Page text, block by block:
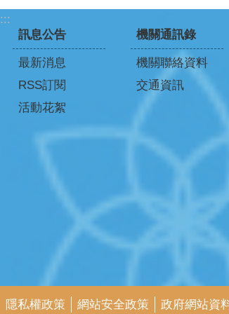
:::
訊息公告
最新消息
RSS訂閱
活動花絮
機關通訊錄
機關聯絡資料
交通資訊
隱私權政策 網站安全政策 政府網站資